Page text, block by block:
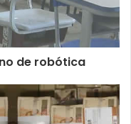
de robótica